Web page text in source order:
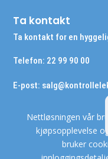
Ta kontakt
Ta kontakt for en
Telefon: 22 99 90 00
E-post:
Nettløsningen vår
kjøpsopplevelse
bruker